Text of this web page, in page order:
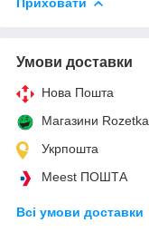
Умови доставки
Нова Пошта
Магазини Rozetka
Укрпошта
Meest ПОШТА
Всі умови доставки